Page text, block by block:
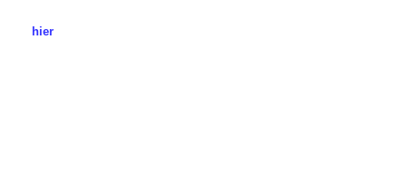
hier